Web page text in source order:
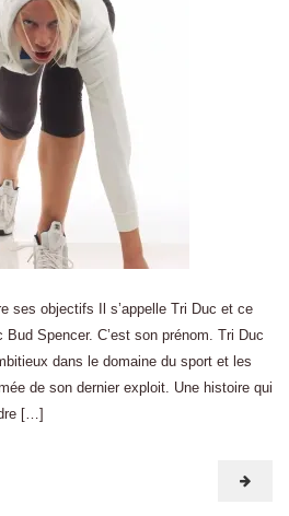
ses objectifs Il s’appelle Tri Duc et ce
Spencer. C’est son prénom. Tri Duc
dans le domaine du sport et les
de son dernier exploit. Une histoire qui
[…]